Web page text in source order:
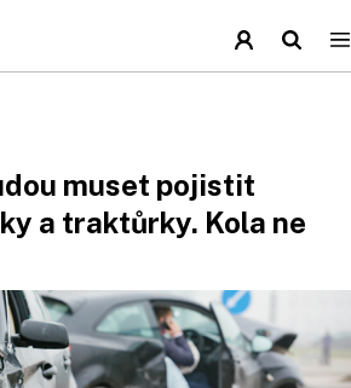
muset pojistit
a traktůrky. Kola ne